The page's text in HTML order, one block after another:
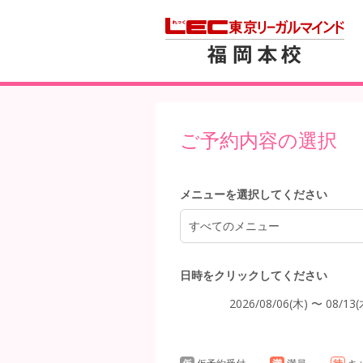
ご予約内容の選択
メニューを選択してください
すべてのメニュー
日時をクリックしてください
2026/08/06(木) 〜 08/13(
4:00